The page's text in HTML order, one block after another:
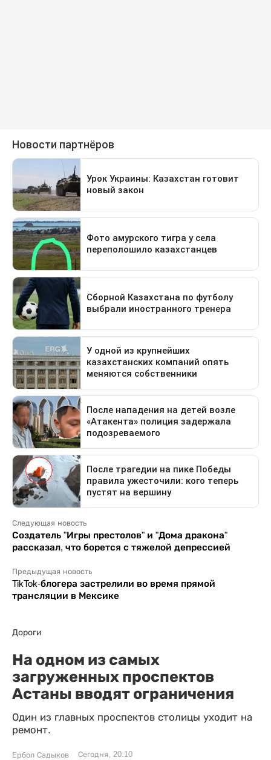
Следующая новость
Создатель "Игры престолов" и "Дома дракона"
рассказал, что борется с тяжелой депрессией
Предыдущая новость
TikTok-блогера застрелили во время прямой
трансляции в Мексике
Дороги
На одном из самых
загруженных проспектов
Астаны вводят ограничения
Один из главных проспектов столицы уходит на
ремонт.
Ербол Садыков Сегодня, 20:10